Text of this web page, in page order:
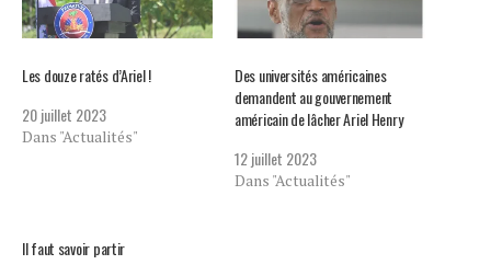
Les douze ratés d’Ariel !
20 juillet 2023
Dans "Actualités"
Des universités américaines
demandent au gouvernement
américain de lâcher Ariel Henry
12 juillet 2023
Dans "Actualités"
Il faut savoir partir